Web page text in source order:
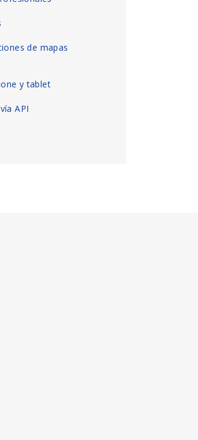
de mapas
y tablet
API